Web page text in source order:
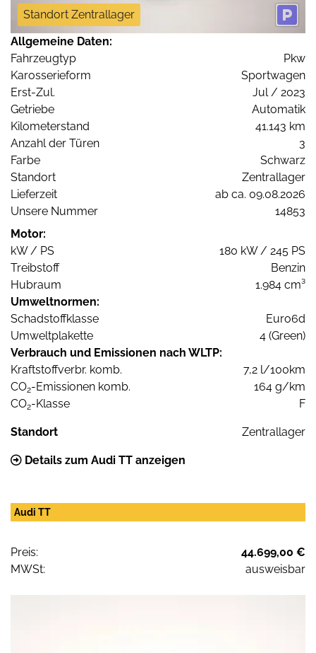
Standort Zentrallager
Allgemeine Daten:
Fahrzeugtyp
Pkw
Karosserieform
Sportwagen
Erst-Zul.
Jul / 2023
Getriebe
Automatik
Kilometerstand
41.143 km
Anzahl der Türen
3
Farbe
Schwarz
Standort
Zentrallager
Lieferzeit
ab ca. 09.08.2026
Unsere Nummer
14853
Motor:
kW / PS
180 kW / 245 PS
Treibstoff
Benzin
Hubraum
1.984 cm³
Umweltnormen:
Schadstoffklasse
Euro6d
Umweltplakette
4 (Green)
Verbrauch und Emissionen nach WLTP:
Kraftstoffverbr. komb.
7,2 l/100km
CO2-Emissionen komb.
164 g/km
CO2-Klasse F
Standort Zentrallager
Details zum Audi TT anzeigen
Audi TT
Preis:
44.699,00 €
MWSt:
ausweisbar